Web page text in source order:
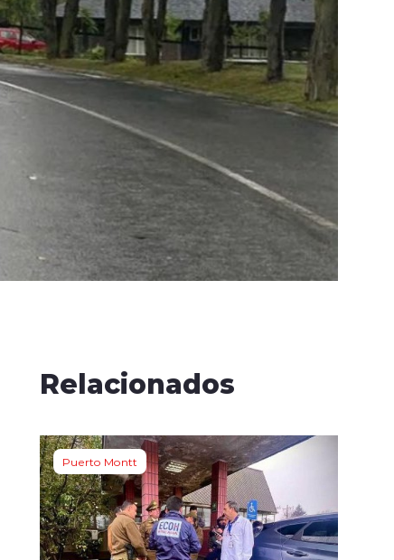
Relacionados
Puerto Montt